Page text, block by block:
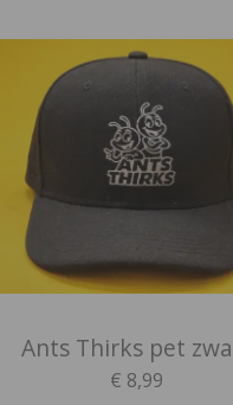
Ants Thirks pet
€ 8,99